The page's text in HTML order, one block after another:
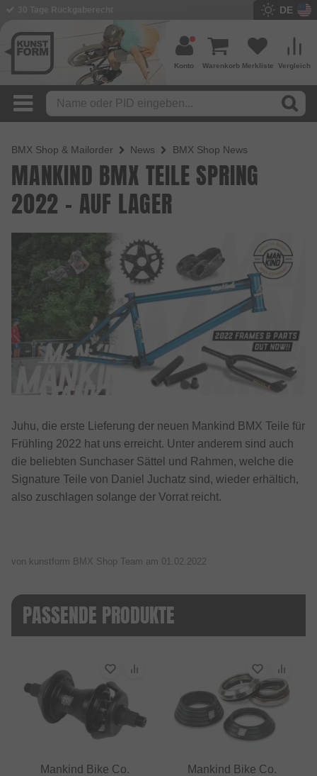
DE
Vergleich
Merkliste
Warenkorb
Konto
BMX Shop & Mailorder News BMX Shop News
MANKIND BMX TEILE SPRING
2022 - AUF LAGER
Juhu, die erste Lieferung der neuen Mankind BMX Teile für
Frühling 2022 hat uns erreicht. Unter anderem sind auch
die beliebten Sunchaser Sättel und Rahmen, welche die
Signature Teile von Daniel Juchatz sind, wieder erhältich,
also zuschlagen solange der Vorrat reicht.
von kunstform BMX Shop Team am 01.02.2022
PASSENDE PRODUKTE
Mankind Bike Co.
Mankind Bike Co.